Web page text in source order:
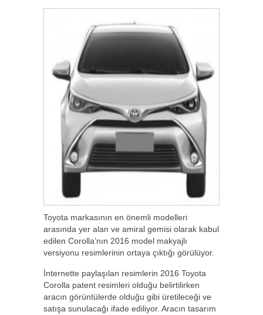
Toyota markasının en önemli modelleri
arasında yer alan ve amiral gemisi olarak kabul
edilen Corolla’nın 2016 model makyajlı
versiyonu resimlerinin ortaya çıktığı görülüyor.
İnternette paylaşılan resimlerin 2016 Toyota
Corolla patent resimleri olduğu belirtilirken
aracın görüntülerde olduğu gibi üretileceği ve
satışa sunulacağı ifade ediliyor. Aracın tasarım